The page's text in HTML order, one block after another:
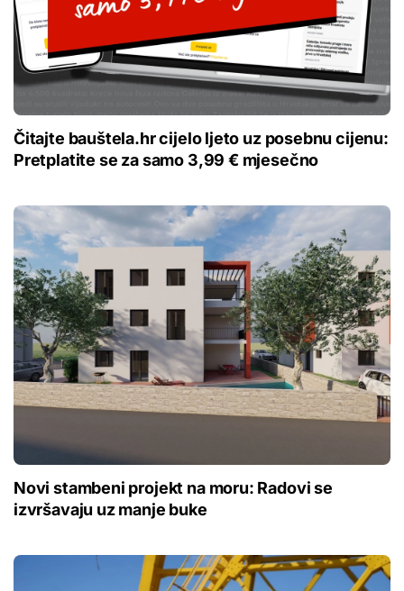
Čitajte bauštela.hr cijelo ljeto uz posebnu cijenu:
Pretplatite se za samo 3,99 € mjesečno
Novi stambeni projekt na moru: Radovi se
izvršavaju uz manje buke